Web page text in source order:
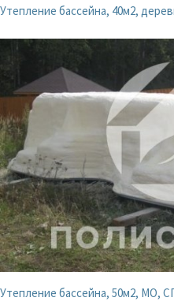
Утепление бассейна, 40м2,
Утепление бассейна, 50м2, МО,